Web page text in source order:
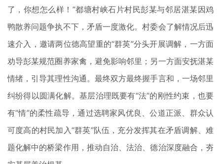
了，你想怎么样！”都塘村峡石片村民彭某与邻居湛某因鸡
鸭散养问题争执不下，矛盾一度激化。村委会了解情况后迅
速介入，邀请两位德高望重的“群英”分头开展调解，一方面
劝导彭某规范圈养家禽，避免影响邻里；另一方面安抚湛某
情绪，引导其理性沟通。最终双方最终握手言和，一场邻里
纠纷得以圆满化解。基层治理既要有“法”的刚性约束，也要
有“情”的柔性疏导，通过选聘家风优良、公道正派、群众认
可度高的村民加入“群英”队伍，充分发挥其在矛盾调解、难
题化解中的桥梁作用，推动自治、法治、德治深度融合，夯